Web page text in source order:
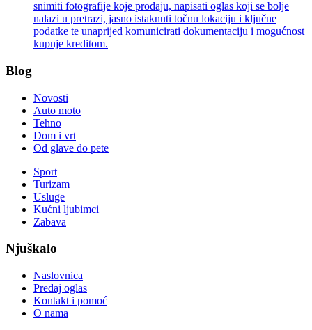
snimiti fotografije koje prodaju, napisati oglas koji se bolje
nalazi u pretrazi, jasno istaknuti točnu lokaciju i ključne
podatke te unaprijed komunicirati dokumentaciju i mogućnost
kupnje kreditom.
Blog
Novosti
Auto moto
Tehno
Dom i vrt
Od glave do pete
Sport
Turizam
Usluge
Kućni ljubimci
Zabava
Njuškalo
Naslovnica
Predaj oglas
Kontakt i pomoć
O nama